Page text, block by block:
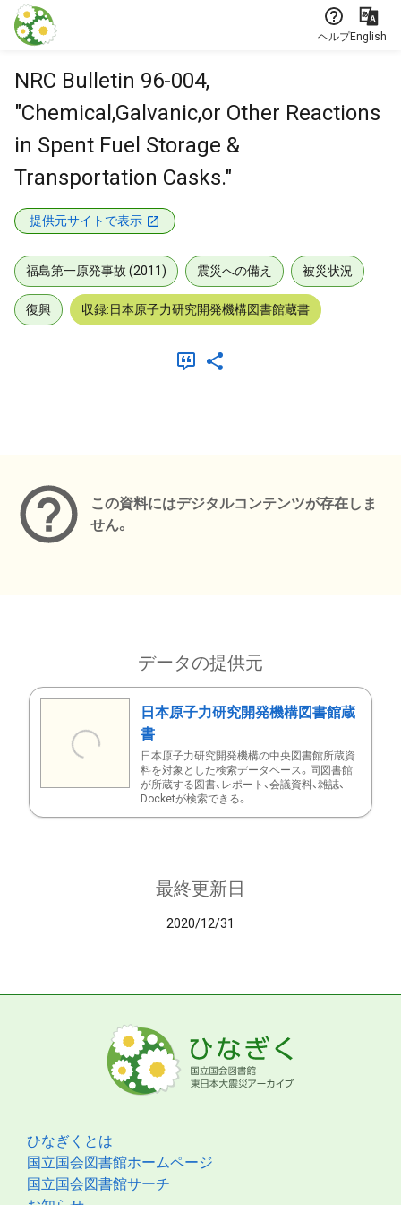
本文に飛ぶ
ヘルプEnglish
NRC Bulletin 96-004,
"Chemical,Galvanic,or Other Reactions
in Spent Fuel Storage &
Transportation Casks."
提供元サイトで表示
福島第一原発事故 (2011) 震災への備え 被災状況
復興 収録:日本原子力研究開発機構図書館蔵書
この資料にはデジタルコンテンツが存在しま
せん。
データの提供元
日本原子力研究開発機構図書館蔵
書
日本原子力研究開発機構の中央図書館所蔵資
料を対象とした検索データベース。同図書館
が所蔵する図書、レポート、会議資料、雑誌、
Docketが検索できる。
最終更新日
2020/12/31
ひなぎくとは
国立国会図書館ホームページ
国立国会図書館サーチ